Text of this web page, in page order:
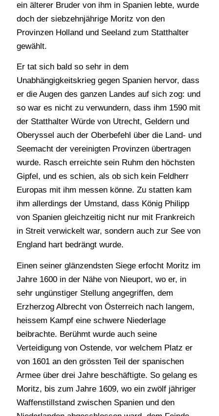
ein älterer Bruder von ihm in Spanien lebte, wurde
doch der siebzehnjährige Moritz von den
Provinzen Holland und Seeland zum Statthalter
gewählt.
Er tat sich bald so sehr in dem
Unabhängigkeitskrieg gegen Spanien hervor, dass
er die Augen des ganzen Landes auf sich zog: und
so war es nicht zu verwundern, dass ihm 1590 mit
der Statthalter Würde von Utrecht, Geldern und
Oberyssel auch der Oberbefehl über die Land- und
Seemacht der vereinigten Provinzen übertragen
wurde. Rasch erreichte sein Ruhm den höchsten
Gipfel, und es schien, als ob sich kein Feldherr
Europas mit ihm messen könne. Zu statten kam
ihm allerdings der Umstand, dass König Philipp
von Spanien gleichzeitig nicht nur mit Frankreich
in Streit verwickelt war, sondern auch zur See von
England hart bedrängt wurde.
Einen seiner glänzendsten Siege erfocht Moritz im
Jahre 1600 in der Nähe von Nieuport, wo er, in
sehr ungünstiger Stellung angegriffen, dem
Erzherzog Albrecht von Österreich nach langem,
heissem Kampf eine schwere Niederlage
beibrachte. Berühmt wurde auch seine
Verteidigung von Ostende, vor welchem Platz er
von 1601 an den grössten Teil der spanischen
Armee über drei Jahre beschäftigte. So gelang es
Moritz, bis zum Jahre 1609, wo ein zwölf jähriger
Waffenstillstand zwischen Spanien und den